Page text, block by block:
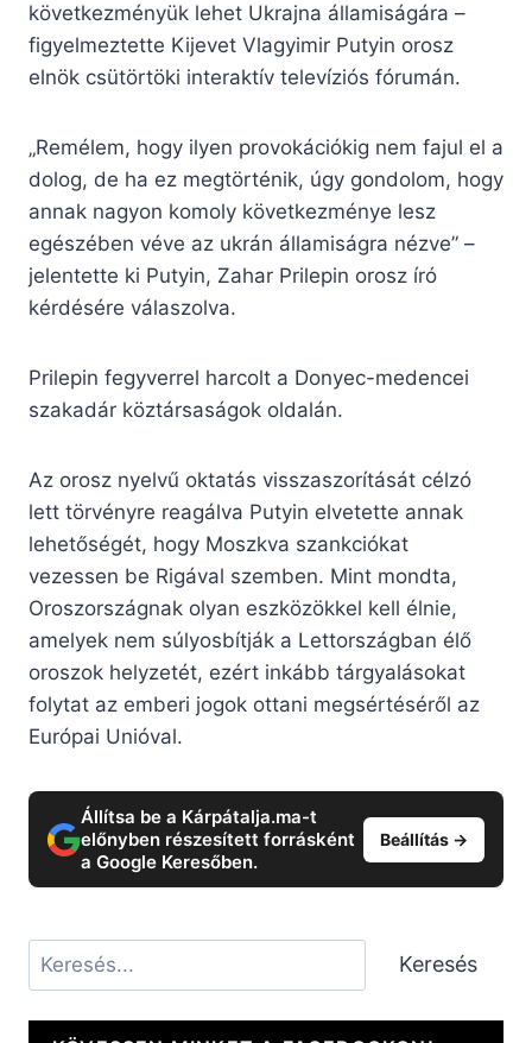
következményük lehet Ukrajna államiságára –
figyelmeztette Kijevet Vlagyimir Putyin orosz
elnök csütörtöki interaktív televíziós fórumán.
„Remélem, hogy ilyen provokációkig nem fajul el a
dolog, de ha ez megtörténik, úgy gondolom, hogy
annak nagyon komoly következménye lesz
egészében véve az ukrán államiságra nézve” –
jelentette ki Putyin, Zahar Prilepin orosz író
kérdésére válaszolva.
Prilepin fegyverrel harcolt a Donyec-medencei
szakadár köztársaságok oldalán.
Az orosz nyelvű oktatás visszaszorítását célzó
lett törvényre reagálva Putyin elvetette annak
lehetőségét, hogy Moszkva szankciókat
vezessen be Rigával szemben. Mint mondta,
Oroszországnak olyan eszközökkel kell élnie,
amelyek nem súlyosbítják a Lettországban élő
oroszok helyzetét, ezért inkább tárgyalásokat
folytat az emberi jogok ottani megsértéséről az
Európai Unióval.
Állítsa be a Kárpátalja.ma-t
előnyben részesített forrásként
a Google Keresőben.
Beállítás →
Keresés Keresés